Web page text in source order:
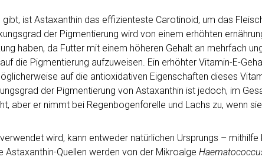
ist Astaxanthin das effizienteste Carotinoid, um das
der Pigmentierung wird von einem erhöhten
haben, da Futter mit einem höheren Gehalt an mehrfach
die Pigmentierung aufzuweisen. Ein erhöhter Vitamin-E-
auf die antioxidativen Eigenschaften dieses
der Pigmentierung von Astaxanthin ist jedoch, im
aber er nimmt bei Regenbogenforelle und Lachs zu, wenn
wird, kann entweder natürlichen Ursprungs –
Quellen werden von der Mikroalge